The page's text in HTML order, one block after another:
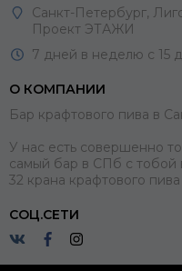
Санкт-Петербург,
Проект ЭТАЖИ
7 дней в неделю с 15
О КОМПАНИИ
Бар крафтового пива в
У нас есть совершенно
самый бар в СПб с тобой
32 крана крафтового
СОЦ.СЕТИ